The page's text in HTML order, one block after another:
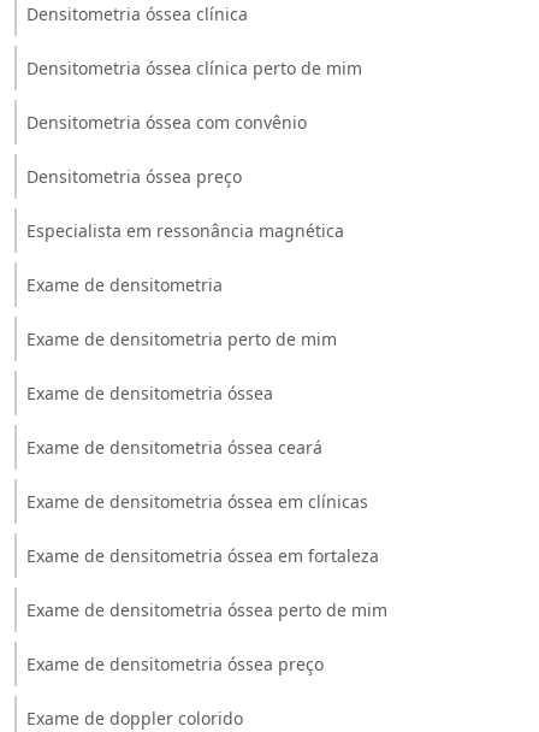
Densitometria óssea clínica
Densitometria óssea clínica perto de mim
Densitometria óssea com convênio
Densitometria óssea preço
Especialista em ressonância magnética
Exame de densitometria
Exame de densitometria perto de mim
Exame de densitometria óssea
Exame de densitometria óssea ceará
Exame de densitometria óssea em clínicas
Exame de densitometria óssea em fortaleza
Exame de densitometria óssea perto de mim
Exame de densitometria óssea preço
Exame de doppler colorido